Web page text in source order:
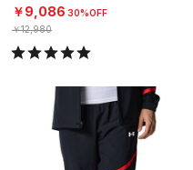
ル/WOMEN）
￥9,086 30%OFF
￥12,980